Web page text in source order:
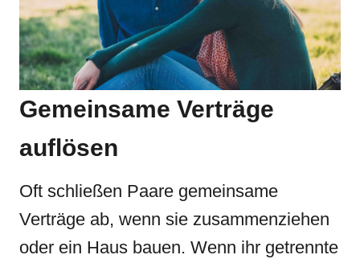
Gemeinsame Verträge
auflösen
Oft schließen Paare gemeinsame
Verträge ab, wenn sie zusammenziehen
oder ein Haus bauen. Wenn ihr getrennte